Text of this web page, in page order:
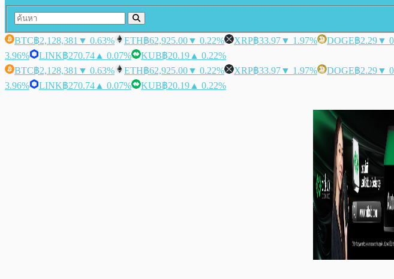
BTC฿2,128,381 ▼ 0.63% ETH฿62,925.00▼ 0.22% XRP฿33.97▼ 1.97% DOGE฿2.29▼
3.96%
LINK฿270.74 ▲ 0.07% KUB฿20.19 ▲ 0.22%
BTC฿2,128,381 ▼ 0.63% ETH฿62,925.00▼ 0.22% XRP฿33.97▼ 1.97% DOGE฿2.29▼
3.96%
LINK฿270.74 ▲ 0.07% KUB฿20.19 ▲ 0.22%